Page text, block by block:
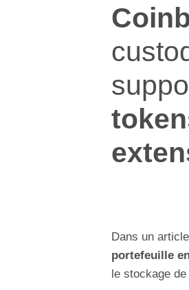
Dans un
portefeuille
le stockage de